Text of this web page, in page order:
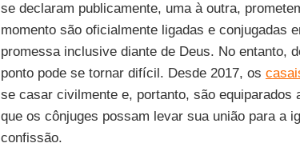
se declaram publicamente, uma à outra,
momento são oficialmente ligadas e conjugadas
promessa inclusive diante de Deus. No entanto,
ponto pode se tornar difícil. Desde 2017, os
se casar civilmente e, portanto, são equiparados
que os cônjuges possam levar sua união para a
confissão.